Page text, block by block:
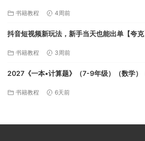
书籍教程 4周前
抖音短视频新玩法，新手当天也能出单【夸克
书籍教程 3周前
2027《一本•计算题》（7-9年级）（数学）
书籍教程 6天前